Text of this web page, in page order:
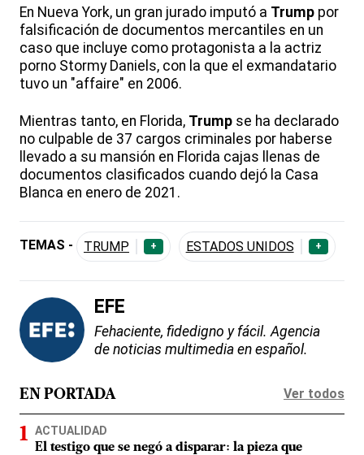
En Nueva York, un gran jurado imputó a Trump por
falsificación de documentos mercantiles en un
caso que incluye como protagonista a la actriz
porno Stormy Daniels, con la que el exmandatario
tuvo un "affaire" en 2006.
Mientras tanto, en Florida, Trump se ha declarado
no culpable de 37 cargos criminales por haberse
llevado a su mansión en Florida cajas llenas de
documentos clasificados cuando dejó la Casa
Blanca en enero de 2021.
TEMAS - TRUMP + ESTADOS UNIDOS +
EFE
Fehaciente, fidedigno y fácil. Agencia
de noticias multimedia en español.
EN PORTADA Ver todos
ACTUALIDAD
El testigo que se negó a disparar: la pieza que